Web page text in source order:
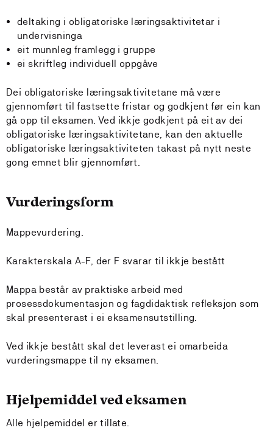
deltaking i obligatoriske læringsaktivitetar i
undervisninga
eit munnleg framlegg i gruppe
ei skriftleg individuell oppgåve
Dei obligatoriske læringsaktivitetane må være
gjennomført til fastsette fristar og godkjent før ein kan
gå opp til eksamen. Ved ikkje godkjent på eit av dei
obligatoriske læringsaktivitetane, kan den aktuelle
obligatoriske læringsaktiviteten takast på nytt neste
gong emnet blir gjennomført.
Vurderingsform
Mappevurdering.
Karakterskala A-F, der F svarar til ikkje bestått
Mappa består av praktiske arbeid med
prosessdokumentasjon og fagdidaktisk refleksjon som
skal presenterast i ei eksamensutstilling.
Ved ikkje bestått skal det leverast ei omarbeida
vurderingsmappe til ny eksamen.
Hjelpemiddel ved eksamen
Alle hjelpemiddel er tillate.